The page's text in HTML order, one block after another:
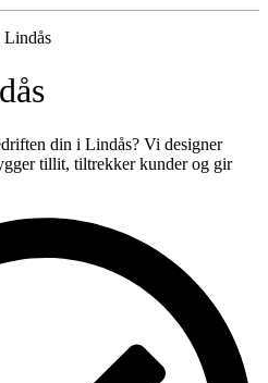
Lindås
din i Lindås? Vi designer
tillit, tiltrekker kunder og gir